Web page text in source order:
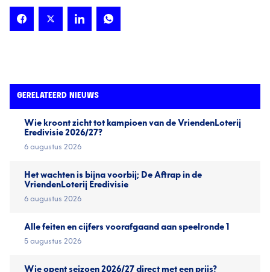
GERELATEERD NIEUWS
Wie kroont zicht tot kampioen van de VriendenLoterij
Eredivisie 2026/27?
6 augustus 2026
Het wachten is bijna voorbij; De Aftrap in de
VriendenLoterij Eredivisie
6 augustus 2026
Alle feiten en cijfers voorafgaand aan speelronde 1
5 augustus 2026
Wie opent seizoen 2026/27 direct met een prijs?